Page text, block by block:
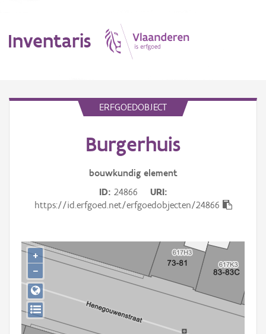
Inventaris
Gebeurtenis
Persoon of collectief
Downloads
Hergebruik
ERFGOEDOBJECT
Burgerhuis
bouwkundig element
ID 24866
URI
https://id.erfgoed.net/erfgoedobjecten/24866
+
−